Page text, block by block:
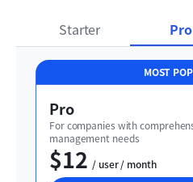
Starter Pro
MOST
Pro
For companies with
management needs
$12
  / user / month